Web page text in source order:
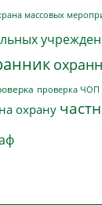
массовых
проверка ЧОП
охрану